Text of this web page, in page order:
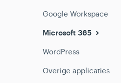
Google Workspace
Microsoft 365
WordPress
Overige applicaties